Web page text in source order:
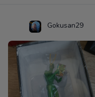
Gokusan29